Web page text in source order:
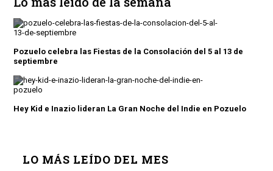
Pozuelo celebra las Fiestas de la Consolación del 5 al 13 de
septiembre
Hey Kid e Inazio lideran La Gran Noche del Indie en Pozuelo
LO MÁS LEÍDO DEL MES